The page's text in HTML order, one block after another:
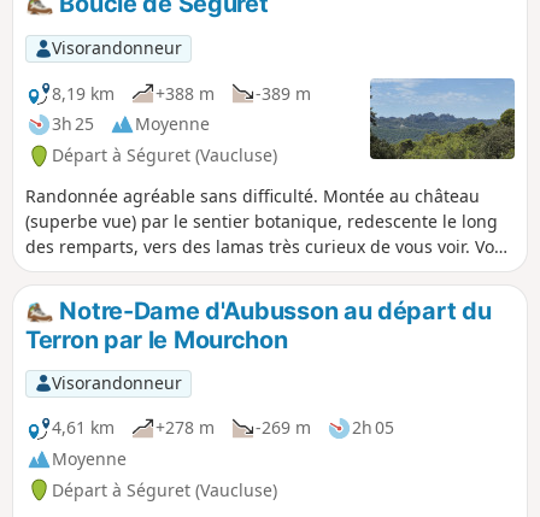
Visorandonneur
8,19 km
+388 m
-389 m
3h 25
Moyenne
Départ à Séguret (Vaucluse)
Randonnée agréable sans difficulté. Montée au château
(superbe vue) par le sentier botanique, redescente le long
des remparts, vers des lamas très curieux de vous voir. Vous
profiterez de la forêt très agréable en été. Retour par le très
joli village de Séguret.
Notre-Dame d'Aubusson au départ du
Terron par le Mourchon
Visorandonneur
4,61 km
+278 m -269 m
2h 05
Moyenne
Départ à Séguret (Vaucluse)